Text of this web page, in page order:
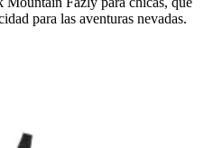
para las aventuras nevadas.